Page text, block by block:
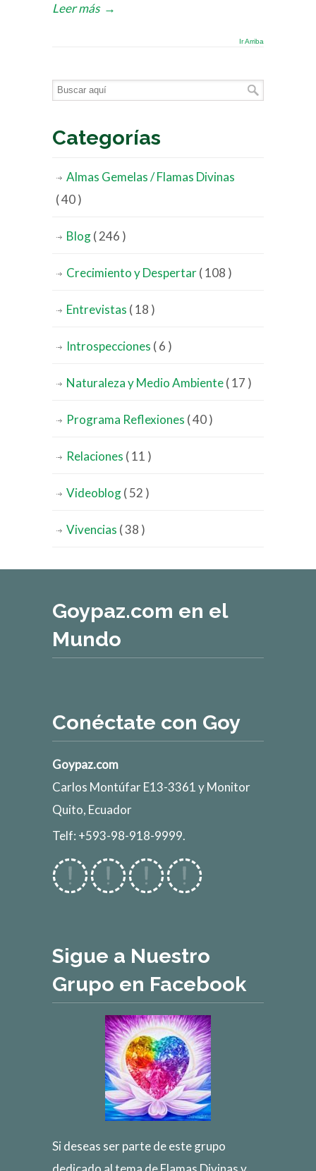
Leer más →
Ir Arriba
Categorías
Almas Gemelas / Flamas Divinas
( 40 )
Blog( 246 )
Crecimiento y Despertar( 108 )
Entrevistas ( 18 )
Introspecciones ( 6 )
Naturaleza y Medio Ambiente( 17 )
Programa Reflexiones ( 40 )
Relaciones ( 11 )
Videoblog( 52 )
Vivencias ( 38 )
Goypaz.com en el
Mundo
Conéctate con Goy
Goypaz.com
Carlos Montúfar E13-3361 y Monitor
Quito, Ecuador
Telf: +593-98-918-9999.
Sigue a Nuestro
Grupo en Facebook
Si deseas ser parte de este grupo